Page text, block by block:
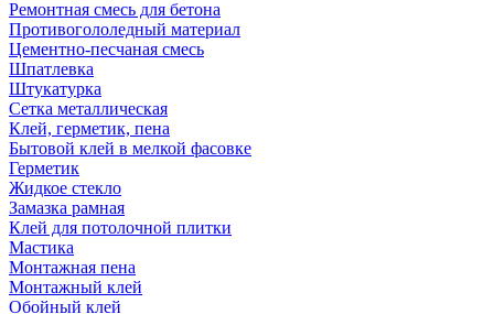
Ремонтная смесь для бетона
Противогололедный материал
Цементно-песчаная смесь
Шпатлевка
Штукатурка
Сетка металлическая
Клей, герметик, пена
Бытовой клей в мелкой фасовке
Герметик
Жидкое стекло
Замазка рамная
Клей для потолочной плитки
Мастика
Монтажная пена
Монтажный клей
Обойный клей